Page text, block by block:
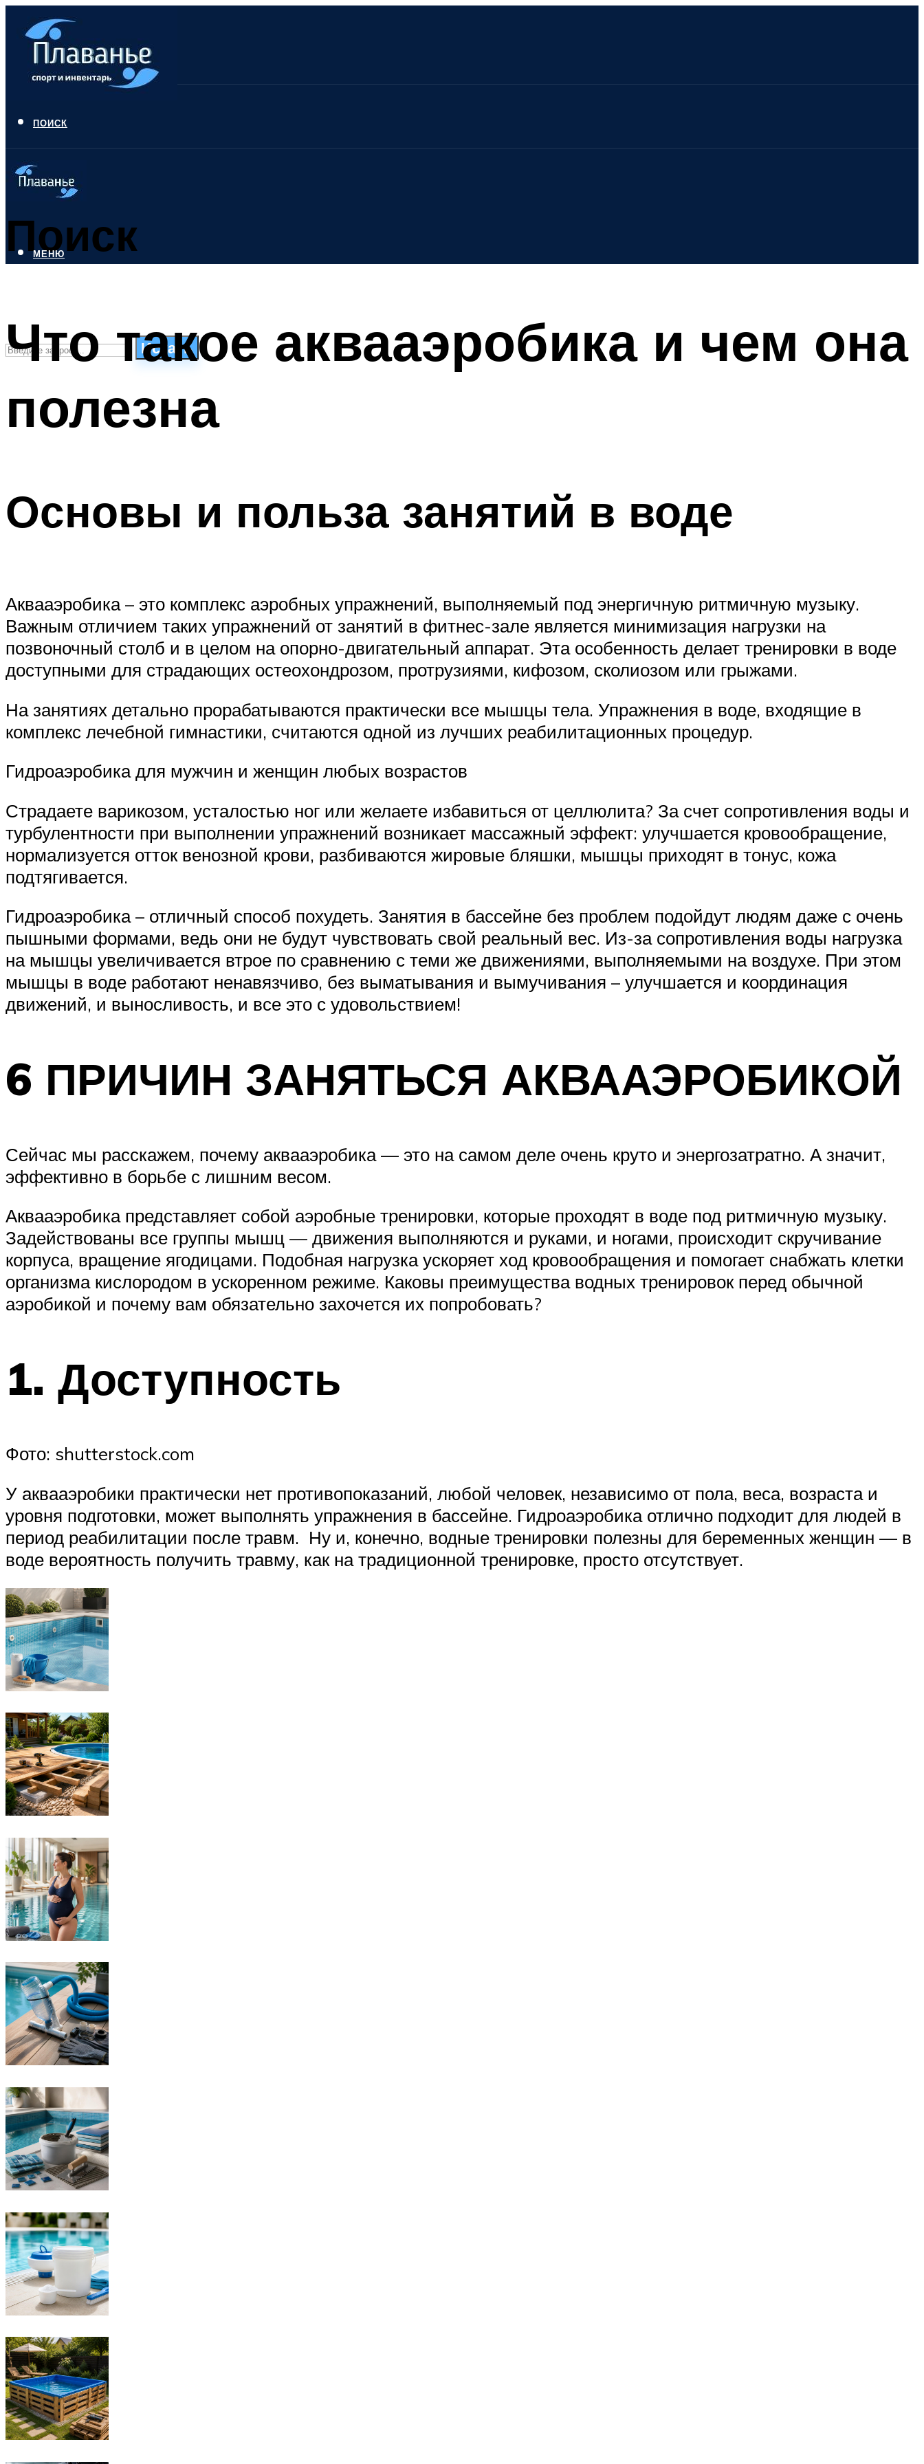
ПОИСК
Поиск
Искать
ПЛАВАНЬЕ ДЛЯ ДЕТЕЙ
ПЛАВАНЬЕ ДЛЯ ПОХУДЕНИЯ
МЕНЮ
МЕНЮ
Что такое аквааэробика и чем она
полезна
Основы и польза занятий в воде
Аквааэробика – это комплекс аэробных упражнений, выполняемый под энергичную ритмичную музыку.
Важным отличием таких упражнений от занятий в фитнес-зале является минимизация нагрузки на
позвоночный столб и в целом на опорно-двигательный аппарат. Эта особенность делает тренировки в воде
доступными для страдающих остеохондрозом, протрузиями, кифозом, сколиозом или грыжами.
На занятиях детально прорабатываются практически все мышцы тела. Упражнения в воде, входящие в
комплекс лечебной гимнастики, считаются одной из лучших реабилитационных процедур.
Гидроаэробика для мужчин и женщин любых возрастов
Страдаете варикозом, усталостью ног или желаете избавиться от целлюлита? За счет сопротивления воды и
турбулентности при выполнении упражнений возникает массажный эффект: улучшается кровообращение,
нормализуется отток венозной крови, разбиваются жировые бляшки, мышцы приходят в тонус, кожа
подтягивается.
Гидроаэробика – отличный способ похудеть. Занятия в бассейне без проблем подойдут людям даже с очень
пышными формами, ведь они не будут чувствовать свой реальный вес. Из-за сопротивления воды нагрузка
на мышцы увеличивается втрое по сравнению с теми же движениями, выполняемыми на воздухе. При этом
мышцы в воде работают ненавязчиво, без выматывания и вымучивания – улучшается и координация
движений, и выносливость, и все это с удовольствием!
6 ПРИЧИН ЗАНЯТЬСЯ АКВААЭРОБИКОЙ
Сейчас мы расскажем, почему аквааэробика — это на самом деле очень круто и энергозатратно. А значит,
эффективно в борьбе с лишним весом.
Аквааэробика представляет собой аэробные тренировки, которые проходят в воде под ритмичную музыку.
Задействованы все группы мышц — движения выполняются и руками, и ногами, происходит скручивание
корпуса, вращение ягодицами. Подобная нагрузка ускоряет ход кровообращения и помогает снабжать клетки
организма кислородом в ускоренном режиме. Каковы преимущества водных тренировок перед обычной
аэробикой и почему вам обязательно захочется их попробовать?
1. Доступность
Фото: shutterstock.com
У аквааэробики практически нет противопоказаний, любой человек, независимо от пола, веса, возраста и
уровня подготовки, может выполнять упражнения в бассейне. Гидроаэробика отлично подходит для людей в
период реабилитации после травм. Ну и, конечно, водные тренировки полезны для беременных женщин — в
воде вероятность получить травму, как на традиционной тренировке, просто отсутствует.